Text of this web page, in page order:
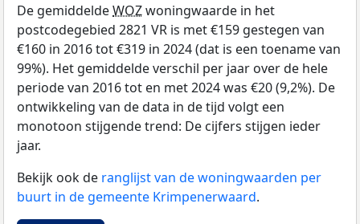
De gemiddeldeWOZwoningwaarde in het
postcodegebied 2821 VR is met €159 gestegen van
€160 in 2016 tot €319 in 2024 (dat is een toename van
99%). Het gemiddelde verschil per jaar over de hele
periode van 2016 tot en met 2024 was €20 (9,2%). De
ontwikkeling van de data in de tijd volgt een
monotoon stijgende trend: De cijfers stijgen ieder
jaar.
Bekijk ook de ranglijst van de woningwaarden per
buurt in de gemeente Krimpenerwaard.